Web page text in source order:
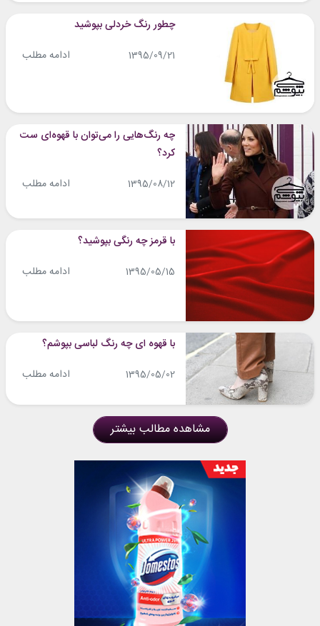
چطور رنگ خردلی بپوشید
1395/09/21 ادامه مطلب
چه رنگ‌هایی را می‌توان با قهوه‌ای ست
کرد؟
1395/08/12 ادامه مطلب
با قرمز چه رنگی بپوشید؟
1395/05/15 ادامه مطلب
با قهوه ای چه رنگ لباسی بپوشم؟
1395/05/02 ادامه مطلب
مشاهده مطالب بیشتر